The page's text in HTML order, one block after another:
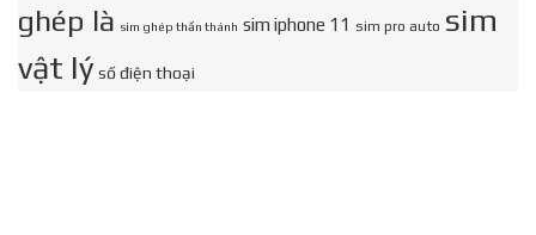
ghép là sim ghép thần thánh sim iphone 11 sim pro auto sim
vật lý số điện thoại